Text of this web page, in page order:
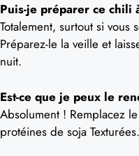
Puis-je préparer ce chili
Totalement, surtout si vous
Préparez-le la veille et
nuit.
Est-ce que je peux le
Absolument ! Remplacez
protéines de soja Texturées.